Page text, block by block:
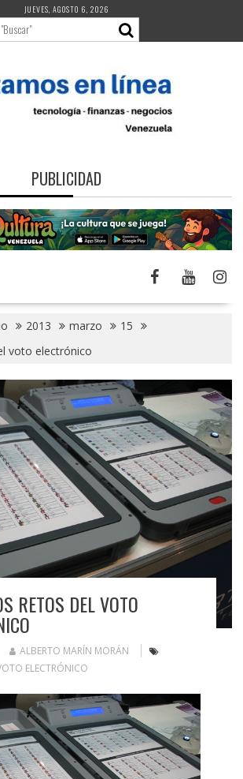
JUEVES, AGOSTO 6, 2026
PUBLICIDAD
2013 marzo
15
voto electrónico
RETOS DEL VOTO
ALBERTO MARÍN MORÁN
ELECTRÓNICO